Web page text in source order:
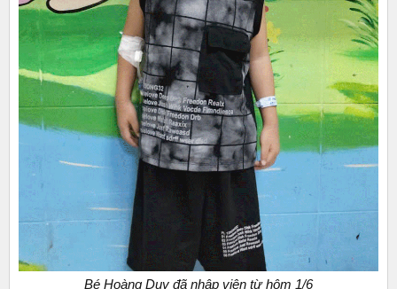
Bé Hoàng Duy đã nhập viện từ hôm 1/6